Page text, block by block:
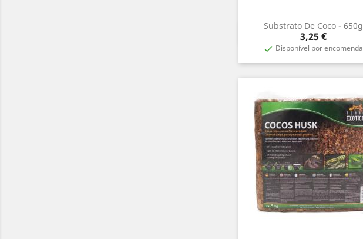
Substrato De Coco - 650g
Preço
3,25 €
 Disponível por encomenda
Vista rápida